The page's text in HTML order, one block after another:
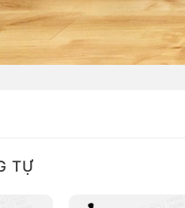
TỰ